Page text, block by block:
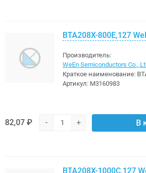
BTA208X-800E,127
Производитель:
WeEn Semiconductors Co.,
Краткое наименование:
Артикул: M3160983
82,07 ₽ - + В
BTA208X-1000C,127